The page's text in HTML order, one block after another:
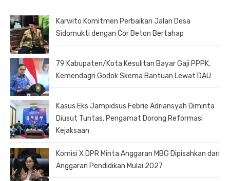
Karwito Komitmen Perbaikan Jalan Desa
Sidomukti dengan Cor Beton Bertahap
79 Kabupaten/Kota Kesulitan Bayar Gaji PPPK,
Kemendagri Godok Skema Bantuan Lewat DAU
Kasus Eks Jampidsus Febrie Adriansyah Diminta
Diusut Tuntas, Pengamat Dorong Reformasi
Kejaksaan
Komisi X DPR Minta Anggaran MBG Dipisahkan dari
Anggaran Pendidikan Mulai 2027